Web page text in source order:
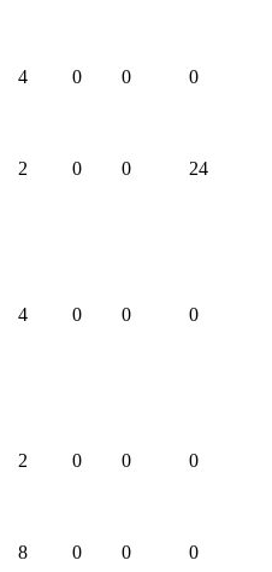
4 0 0 0
2 0 0 24
4 0 0 0
2 0 0 0
8 0 0 0